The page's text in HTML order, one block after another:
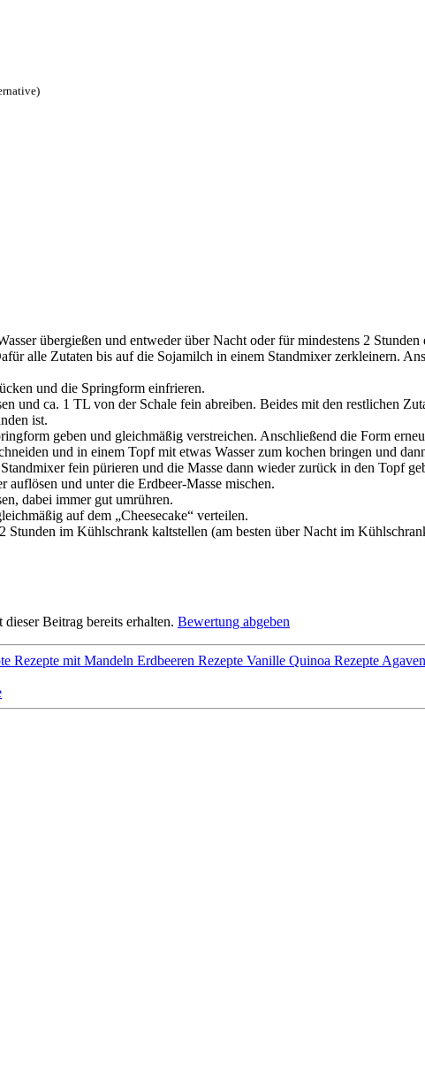
übergießen und entweder über Nacht oder für mindestens 2 Stunden
alle Zutaten bis auf die Sojamilch in einem Standmixer zerkleinern.
und die Springform einfrieren.
und ca. 1 TL von der Schale fein abreiben. Beides mit den restlichen
ist.
geben und gleichmäßig verstreichen. Anschließend die Form
und in einem Topf mit etwas Wasser zum kochen bringen und
fein pürieren und die Masse dann wieder zurück in den Topf
und unter die Erdbeer-Masse mischen.
dabei immer gut umrühren.
auf dem „Cheesecake“ verteilen.
Stunden im Kühlschrank kaltstellen (am besten über Nacht im
Beitrag bereits erhalten. Bewertung abgeben
Rezepte mit Mandeln Erdbeeren Rezepte Vanille Quinoa Rezepte